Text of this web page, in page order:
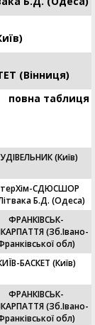
(Вінниця)
повна таблиця
(Київ)
СДЮСШОР
Б.Д. (Одеса)
ФРАНКІВСЬК-
(Зб.Івано-
обл)
БАСКЕТ (Київ)
ФРАНКІВСЬК-
(Зб.Івано-
обл)